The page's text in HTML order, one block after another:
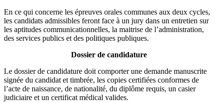
En ce qui concerne les épreuves orales communes aux deux cycles,
les candidats admissibles feront face à un jury dans un entretien sur
les aptitudes communicationnelles, la maitrise de l’administration,
des services publics et des politiques publiques.
Dossier de candidature
Le dossier de candidature doit comporter une demande manuscrite
signée du candidat et timbrée, les copies certifiées conformes de
l’acte de naissance, de nationalité, du diplôme requis, un casier
judiciaire et un certificat médical valides.